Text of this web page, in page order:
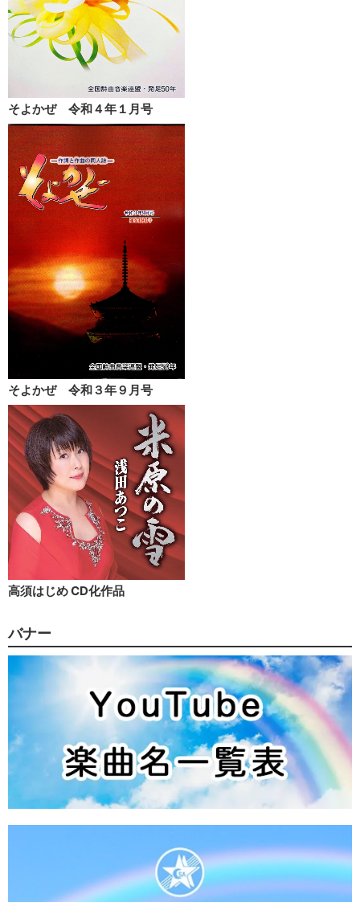
そよかぜ 令和４年１月号
そよかぜ 令和３年９月号
高須はじめ CD化作品
バナー